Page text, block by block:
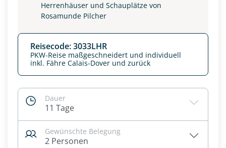
Herrenhäuser und Schauplätze von
Rosamunde Pilcher
Reisecode: 3033LHR
PKW-Reise maßgeschneidert und individuell
inkl. Fähre Calais-Dover und zurück
Dauer
11 Tage
Gewünschte Belegung
2 Personen